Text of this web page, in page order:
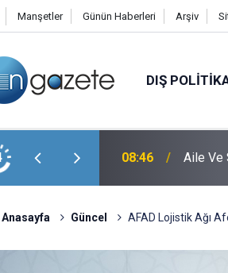
Manşetler Günün Haberleri Arşiv
DIŞ
Geçti 08:46 Aile Ve
Anasayfa Güncel AFAD Lojistik Ağı